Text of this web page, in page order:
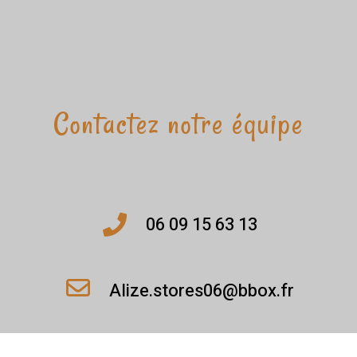
Contactez notre équipe
06 09 15 63 13
Alize.stores06@bbox.fr